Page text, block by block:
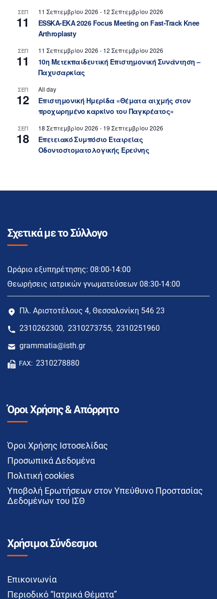
ΣΕΠ
11
11 Σεπτεμβρίου 2026 - 12 Σεπτεμβρίου 2026
ESSKA-EKA 2026 Focus Meeting on Fast-Track Knee
Arthroplasty
ΣΕΠ
11
11 Σεπτεμβρίου 2026 - 12 Σεπτεμβρίου 2026
10η Μετεκπαιδευτική Επιστημονική Συνάντηση –
Παχυσαρκίας
ΣΕΠ
12
All day
Επιστημονική Ημερίδα «Θέματα αιχμής στον
προχωρημένο καρκίνο του Παγκρέατος»
ΣΕΠ
18
18 Σεπτεμβρίου 2026 - 19 Σεπτεμβρίου 2026
Επετειακό Συμπόσιο Εταιρείας
Οδοντοστοματολογικής Ερεύνης
Σχετικά με το Σύλλογο
Ωράριο εξυπηρέτησης: 08:00-14:00
Θεωρήσεις ιατρικών γνωματεύσεων 08:30-14:00
Πλ. Αριστοτέλους 4, Θεσσαλονίκη 546 23
2310262300, 2310273755, 2310251960
grammatia@isth.gr
FAX: 2310278880
Όροι Χρήσης & Απόρρητο
Όροι Χρήσης Ιστοσελίδας
Προσωπικά Δεδομένα
Πολιτική cookies
Υποβολή Ερωτήσεων στον Υπεύθυνο Προστασίας
Δεδομένων του ΙΣΘ
Χρήσιμοι Σύνδεσμοι
Επικοινωνία
Περιοδικό “Ιατρικά Θέματα”